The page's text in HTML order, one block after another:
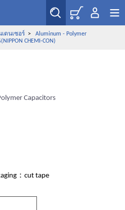
เดนเซอร์> Aluminum - Polymer
CHEMI-CON)
Capacitors
：cut tape